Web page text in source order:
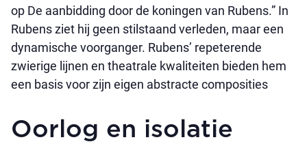
op De aanbidding door de koningen van Rubens.” In
Rubens ziet hij geen stilstaand verleden, maar een
dynamische voorganger. Rubens’ repeterende
zwierige lijnen en theatrale kwaliteiten bieden hem
een basis voor zijn eigen abstracte composities
Oorlog en isolatie